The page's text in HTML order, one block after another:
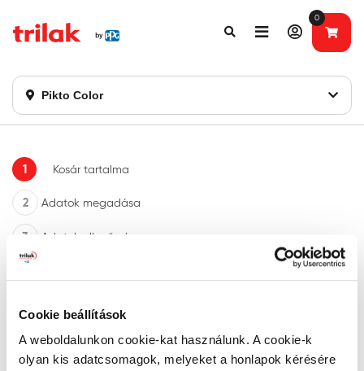
Cookie beállítások
A weboldalunkon cookie-kat használunk. A cookie-k
olyan kis adatcsomagok, melyeket a honlapok kérésére
Pikto Color
0
Fontos tájékoztatás!
1 Kosár tartalma
2 Adatok megadása
3 Adatok ellenőrzése
Kosár tartalma